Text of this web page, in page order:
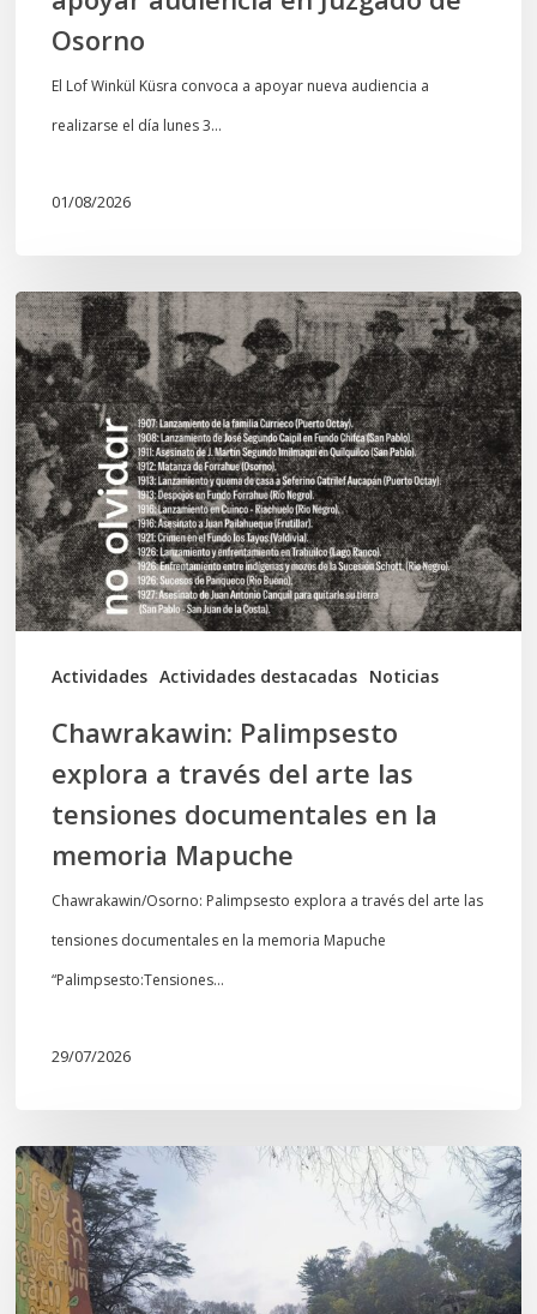
Osorno
El Lof Winkül Küsra convoca a apoyar nueva audiencia a
realizarse el día lunes 3…
01/08/2026
Actividades Actividades destacadas Noticias
Chawrakawin:
Palimpsesto
explora
a
través
del
arte
las
tensiones
documentales
memoria
Mapuche
Chawrakawin: Palimpsesto
explora a través del arte las
tensiones documentales en la
memoria Mapuche
Chawrakawin/Osorno: Palimpsesto explora a través del arte las
tensiones documentales en la memoria Mapuche
“Palimpsesto:Tensiones…
29/07/2026
En
defensa
del
Salto